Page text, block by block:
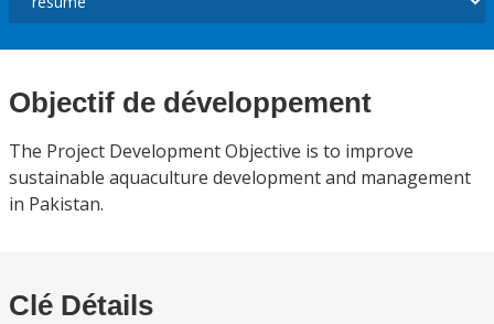
Objectif de développement
The Project Development Objective is to improve
sustainable aquaculture development and management
in Pakistan.
Clé Détails